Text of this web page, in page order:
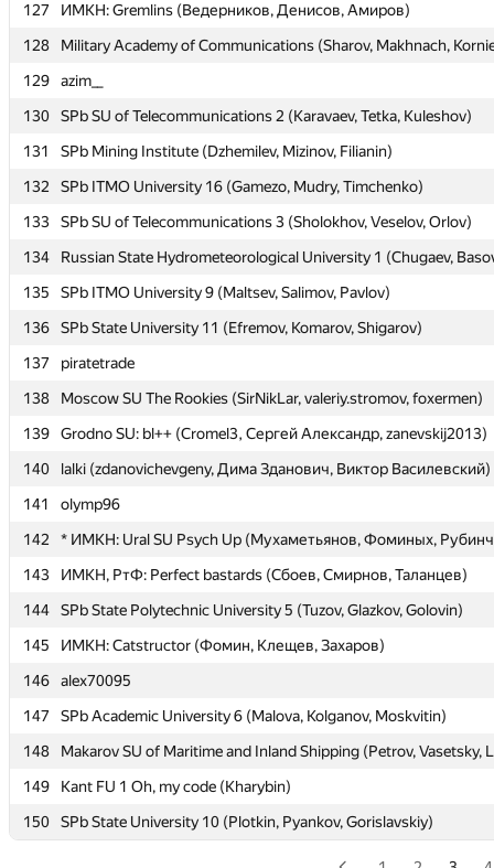
127
ИМКН: Gremlins (Ведерников, Денисов, Амиров)
128
Military Academy of Communications (Sharov, Makhnach,
129
azim__
130
SPb SU of Telecommunications 2 (Karavaev, Tetka, Kuleshov)
131
SPb Mining Institute (Dzhemilev, Mizinov, Filianin)
132
SPb ITMO University 16 (Gamezo, Mudry, Timchenko)
133
SPb SU of Telecommunications 3 (Sholokhov, Veselov, Orlov)
134
Russian State Hydrometeorological University 1 (Chugaev,
135
SPb ITMO University 9 (Maltsev, Salimov, Pavlov)
136
SPb State University 11 (Efremov, Komarov, Shigarov)
137
piratetrade
138
Moscow SU The Rookies (SirNikLar, valeriy.stromov, foxermen)
139
Grodno SU: bl++ (Cromel3, Сергей Александр, zanevskij2013)
140
lalki (zdanovichevgeny, Дима Зданович, Виктор Василевский)
141
olymp96
142
* ИМКН: Ural SU Psych Up (Мухаметьянов, Фоминых,
143
ИМКН, РтФ: Perfect bastards (Сбоев, Смирнов, Таланцев)
144
SPb State Polytechnic University 5 (Tuzov, Glazkov, Golovin)
145
ИМКН: Catstructor (Фомин, Клещев, Захаров)
146
alex70095
147
SPb Academic University 6 (Malova, Kolganov, Moskvitin)
148
Makarov SU of Maritime and Inland Shipping (Petrov, Vasetsky,
149
Kant FU 1 Oh, my code (Kharybin)
150
SPb State University 10 (Plotkin, Pyankov, Gorislavskiy)
127
ИМКН: Gremlins (Ведерников, Денисов, Амиров)
128
Military Academy of Communications (Sharov, Makhnach,
129
azim__
130
SPb SU of Telecommunications 2 (Karavaev, Tetka, Kuleshov)
131
SPb Mining Institute (Dzhemilev, Mizinov, Filianin)
132
SPb ITMO University 16 (Gamezo, Mudry, Timchenko)
133
SPb SU of Telecommunications 3 (Sholokhov, Veselov, Orlov)
134
Russian State Hydrometeorological University 1 (Chugaev,
135
SPb ITMO University 9 (Maltsev, Salimov, Pavlov)
136
SPb State University 11 (Efremov, Komarov, Shigarov)
137
piratetrade
138
Moscow SU The Rookies (SirNikLar, valeriy.stromov, foxermen)
139
Grodno SU: bl++ (Cromel3, Сергей Александр, zanevskij2013)
140
lalki (zdanovichevgeny, Дима Зданович, Виктор Василевский)
141
olymp96
142
* ИМКН: Ural SU Psych Up (Мухаметьянов, Фоминых,
143
ИМКН, РтФ: Perfect bastards (Сбоев, Смирнов, Таланцев)
144
SPb State Polytechnic University 5 (Tuzov, Glazkov, Golovin)
145
ИМКН: Catstructor (Фомин, Клещев, Захаров)
146
alex70095
147
SPb Academic University 6 (Malova, Kolganov, Moskvitin)
148
Makarov SU of Maritime and Inland Shipping (Petrov, Vasetsky,
149
Kant FU 1 Oh, my code (Kharybin)
150
SPb State University 10 (Plotkin, Pyankov, Gorislavskiy)